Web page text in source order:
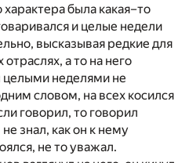
была какая–то
и целые недели
высказывая редкие для
а то на него
целыми неделями не
словом, на всех косился
говорил, то говорил
знал, как он к нему
не то уважал.